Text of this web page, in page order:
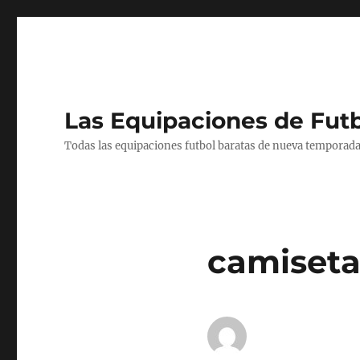
Las Equipaciones de
Todas las equipaciones futbol baratas de nueva